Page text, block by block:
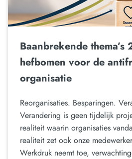
Baanbrekende
hefbomen voor de
organisatie
Reorganisaties. Besparingen.
Verandering is geen tijdelijk
realiteit waarin organisaties
realiteit zet ook onze
Werkdruk neemt toe,